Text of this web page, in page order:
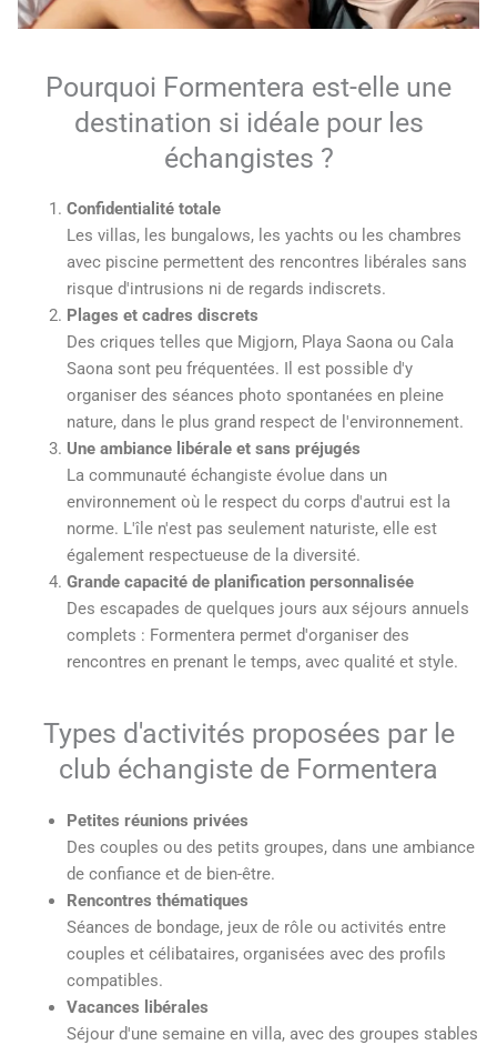
Pourquoi Formentera est-elle une
destination si idéale pour les
échangistes ?
Confidentialité totale
Les villas, les bungalows, les yachts ou les chambres
avec piscine permettent des rencontres libérales sans
risque d'intrusions ni de regards indiscrets.
Plages et cadres discrets
Des criques telles que Migjorn, Playa Saona ou Cala
Saona sont peu fréquentées. Il est possible d'y
organiser des séances photo spontanées en pleine
nature, dans le plus grand respect de l'environnement.
Une ambiance libérale et sans préjugés
La communauté échangiste évolue dans un
environnement où le respect du corps d'autrui est la
norme. L'île n'est pas seulement naturiste, elle est
également respectueuse de la diversité.
Grande capacité de planification personnalisée
Des escapades de quelques jours aux séjours annuels
complets : Formentera permet d'organiser des
rencontres en prenant le temps, avec qualité et style.
Types d'activités proposées par le
club échangiste de Formentera
Petites réunions privées
Des couples ou des petits groupes, dans une ambiance
de confiance et de bien-être.
Rencontres thématiques
Séances de bondage, jeux de rôle ou activités entre
couples et célibataires, organisées avec des profils
compatibles.
Vacances libérales
Séjour d'une semaine en villa, avec des groupes stables